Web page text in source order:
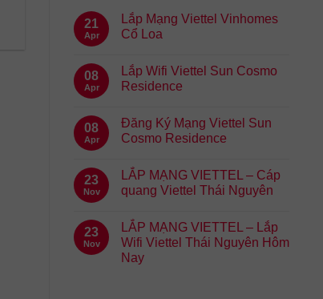
21
Apr
Lắp Mạng Viettel Vinhomes
Cổ Loa
08
Apr
Lắp Wifi Viettel Sun Cosmo
Residence
08
Apr
Đăng Ký Mạng Viettel Sun
Cosmo Residence
23
Nov
LẮP MẠNG VIETTEL – Cáp
quang Viettel Thái Nguyên
23
Nov
LẮP MẠNG VIETTEL – Lắp
Wifi Viettel Thái Nguyên Hôm
Nay